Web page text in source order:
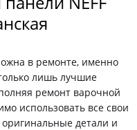
в ремонте, именно
лишь лучшие
ремонт варочной
использовать все свои
детали и